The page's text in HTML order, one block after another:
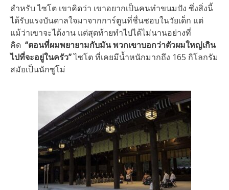
สำหรับ ไซโต เขาคิดว่า เขาอยากเป็นคนทำขนมปัง ซึ่งสิ่งนี้
ได้รับแรงบันดาลใจมาจากการ์ตูนที่ชื่นชอบในวัยเด็ก แต่
แม้ว่าเขาจะได้งาน แต่สุดท้ายทำไปได้ไม่นานอย่างที่
คิด “ตอนที่ผมพยายามกับมัน พวกเขาบอกว่าตัวผมใหญ่เกิน
ไปที่จะอยู่ในครัว”ไซโต ที่เคยมีน้ำหนักมากถึง 165 กิโลกรัม
สมัยเป็นนักซูโม่